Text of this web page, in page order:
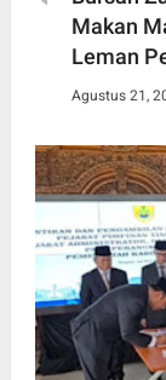
Makan
Leman
Agustus 21,